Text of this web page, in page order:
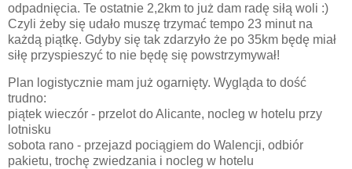
odpadnięcia. Te ostatnie 2,2km to już dam radę siłą woli :)
Czyli żeby się udało muszę trzymać tempo 23 minut na
każdą piątkę. Gdyby się tak zdarzyło że po 35km będę miał
siłę przyspieszyć to nie będę się powstrzymywał!
Plan logistycznie mam już ogarnięty. Wygląda to dość
trudno:
piątek wieczór - przelot do Alicante, nocleg w hotelu przy
lotnisku
sobota rano - przejazd pociągiem do Walencji, odbiór
pakietu, trochę zwiedzania i nocleg w hotelu